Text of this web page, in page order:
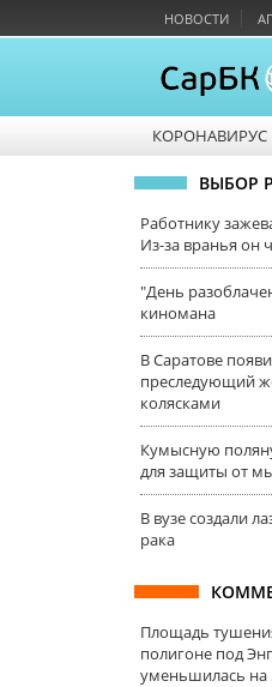
НОВОСТИ
КОРОНАВИРУС
ВЫБОР
Работнику
Из-за вранья он
"День
киномана
В Саратове
преследующий
колясками
Кумысную
для защиты от
В вузе создали
рака
Площадь
полигоне под
уменьшилась на